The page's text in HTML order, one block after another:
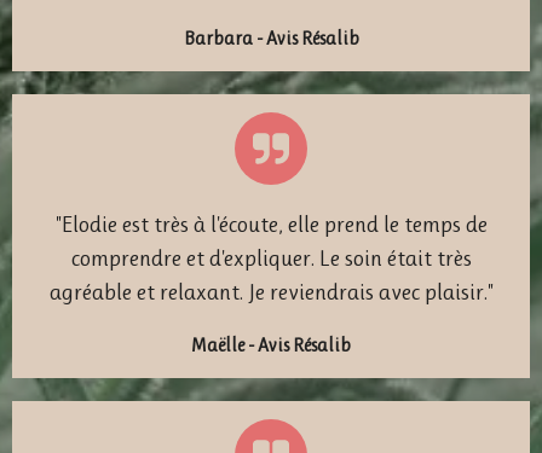
Barbara - Avis Résalib
"Elodie est très à l'écoute, elle prend le temps de
comprendre et d'expliquer. Le soin était très
agréable et relaxant. Je reviendrais avec plaisir."
Maëlle - Avis Résalib